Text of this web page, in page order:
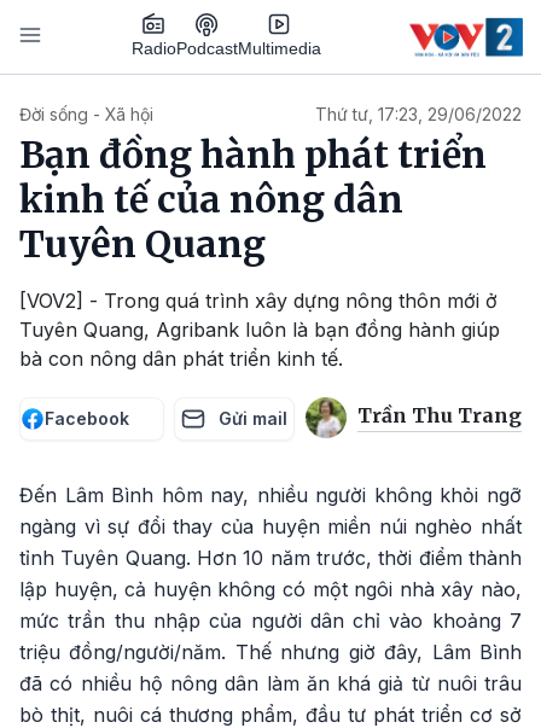
Nhảy đến nội dung
RadioPodcastMultimedia
Đời sống - Xã hội Thứ tư, 17:23, 29/06/2022
Bạn đồng hành phát triển
kinh tế của nông dân
Tuyên Quang
[VOV2] - Trong quá trình xây dựng nông thôn mới ở
Tuyên Quang, Agribank luôn là bạn đồng hành giúp
bà con nông dân phát triển kinh tế.
Facebook Gửi mail Trần Thu Trang
Đến Lâm Bình hôm nay, nhiều người không khỏi ngỡ
ngàng vì sự đổi thay của huyện miền núi nghèo nhất
tỉnh Tuyên Quang. Hơn 10 năm trước, thời điểm thành
lập huyện, cả huyện không có một ngôi nhà xây nào,
mức trần thu nhập của người dân chỉ vào khoảng 7
triệu đồng/người/năm. Thế nhưng giờ đây, Lâm Bình
đã có nhiều hộ nông dân làm ăn khá giả từ nuôi trâu
bò thịt, nuôi cá thương phẩm, đầu tư phát triển cơ sở